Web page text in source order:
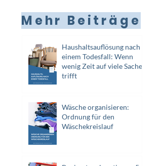
Mehr Beiträge
Haushaltsauflösung nach
einem Todesfall: Wenn
wenig Zeit auf viele Sachen
trifft
Wäsche organisieren:
Ordnung für den
Wäschekreislauf